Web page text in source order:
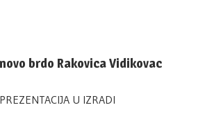
brdo Rakovica Vidikovac
U IZRADI